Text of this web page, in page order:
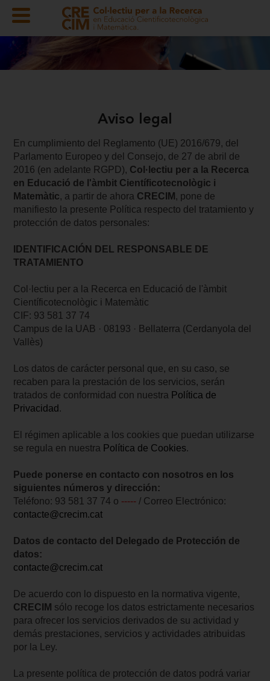
Aviso legal
En cumplimiento del Reglamento (UE) 2016/679, del
Parlamento Europeo y del Consejo, de 27 de abril de
2016 (en adelante RGPD), Col·lectiu per a la Recerca
en Educació de l'àmbit Científicotecnològic i
Matemàtic, a partir de ahora CRECIM , pone de
manifiesto la presente Política respecto del tratamiento y
protección de datos personales:
IDENTIFICACIÓN DEL RESPONSABLE DE
TRATAMIENTO
Col·lectiu per a la Recerca en Educació de l'àmbit
Científicotecnològic i Matemàtic
CIF: 93 581 37 74
Campus de la UAB · 08193 · Bellaterra (Cerdanyola del
Vallès)
Los datos de carácter personal que, en su caso, se
recaben para la prestación de los servicios, serán
tratados de conformidad con nuestra Política de
Privacidad .
El régimen aplicable a los cookies que puedan utilizarse
se regula en nuestra Política de Cookies.
Puede ponerse en contacto con nosotros en los
siguientes números y dirección:
Teléfono: 93 581 37 74 o ----- / Correo Electrónico:
contacte@crecim.cat
Datos de contacto del Delegado de Protección de
datos:
contacte@crecim.cat
De acuerdo con lo dispuesto en la normativa vigente,
CRECIM sólo recoge los datos estrictamente necesarios
para ofrecer los servicios derivados de su actividad y
demás prestaciones, servicios y actividades atribuidas
por la Ley.
La presente política de protección de datos podrá variar